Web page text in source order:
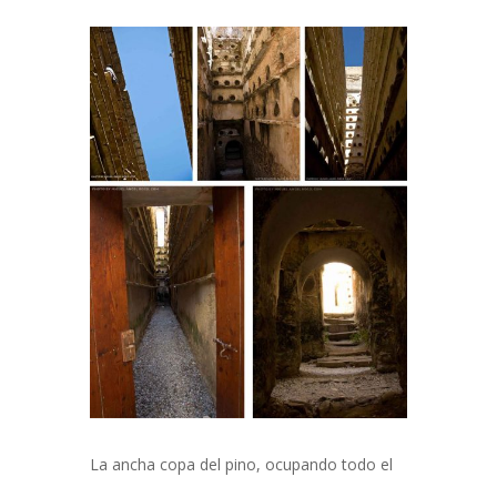
La ancha copa del pino, ocupando todo el